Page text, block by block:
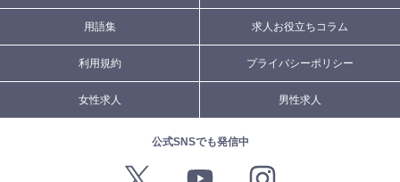
用語集 求人お役立ちコラム
利用規約 プライバシーポリシー
女性求人 男性求人
公式SNSでも発信中